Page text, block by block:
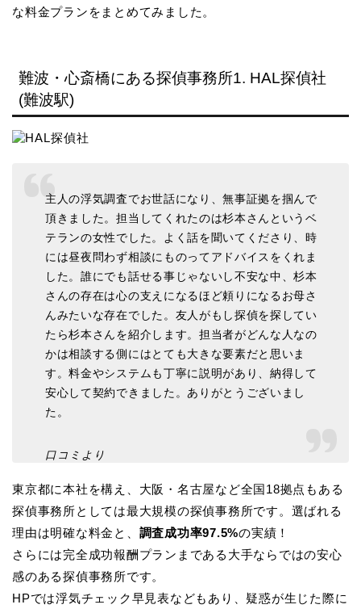
な料金プランをまとめてみました。
難波・心斎橋にある探偵事務所1. HAL探偵社
(難波駅)
主人の浮気調査でお世話になり、無事証拠を掴んで
頂きました。担当してくれたのは杉本さんというベ
テランの女性でした。よく話を聞いてくださり、時
には昼夜問わず相談にものってアドバイスをくれま
した。誰にでも話せる事じゃないし不安な中、杉本
さんの存在は心の支えになるほど頼りになるお母さ
んみたいな存在でした。友人がもし探偵を探してい
たら杉本さんを紹介します。担当者がどんな人なの
かは相談する側にはとても大きな要素だと思いま
す。料金やシステムも丁寧に説明があり、納得して
安心して契約できました。ありがとうございまし
た。
口コミより
東京都に本社を構え、大阪・名古屋など全国18拠点もある
探偵事務所としては最大規模の探偵事務所です。選ばれる
理由は明確な料金と、 調査成功率97.5%の実績！
さらには完全成功報酬プランまである大手ならではの安心
感のある探偵事務所です。
HPでは浮気チェック早見表などもあり、疑惑が生じた際に